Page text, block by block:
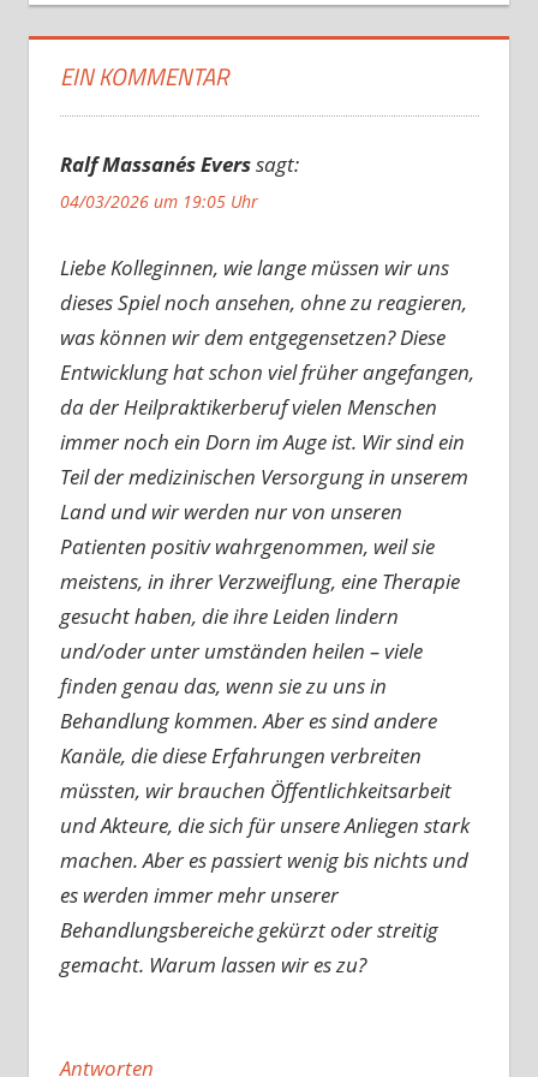
EIN KOMMENTAR
Ralf Massanés Everssagt:
04/03/2026 um 19:05 Uhr
Liebe Kolleginnen, wie lange müssen wir uns
dieses Spiel noch ansehen, ohne zu reagieren,
was können wir dem entgegensetzen? Diese
Entwicklung hat schon viel früher angefangen,
da der Heilpraktikerberuf vielen Menschen
immer noch ein Dorn im Auge ist. Wir sind ein
Teil der medizinischen Versorgung in unserem
Land und wir werden nur von unseren
Patienten positiv wahrgenommen, weil sie
meistens, in ihrer Verzweiflung, eine Therapie
gesucht haben, die ihre Leiden lindern
und/oder unter umständen heilen – viele
finden genau das, wenn sie zu uns in
Behandlung kommen. Aber es sind andere
Kanäle, die diese Erfahrungen verbreiten
müssten, wir brauchen Öffentlichkeitsarbeit
und Akteure, die sich für unsere Anliegen stark
machen. Aber es passiert wenig bis nichts und
es werden immer mehr unserer
Behandlungsbereiche gekürzt oder streitig
gemacht. Warum lassen wir es zu?
Antworten